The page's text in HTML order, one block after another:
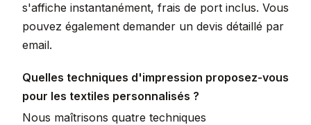
s'affiche instantanément, frais de port inclus. Vous
pouvez également demander un devis détaillé par
email.
Quelles techniques d'impression proposez-vous
pour les textiles personnalisés ?
Nous maîtrisons quatre techniques